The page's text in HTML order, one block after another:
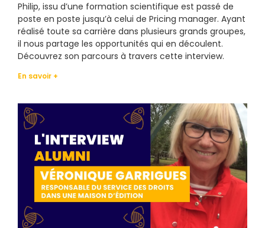
Philip, issu d’une formation scientifique est passé de
poste en poste jusqu’à celui de Pricing manager. Ayant
réalisé toute sa carrière dans plusieurs grands groupes,
il nous partage les opportunités qui en découlent.
Découvrez son parcours à travers cette interview.
En savoir +